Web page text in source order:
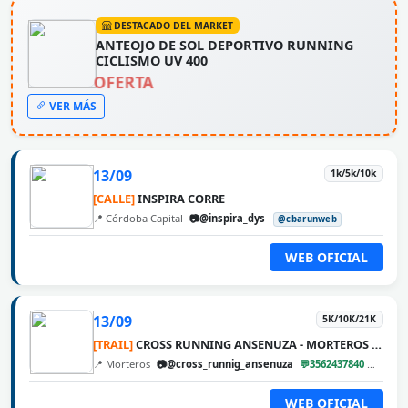
DESTACADO DEL MARKET
ANTEOJO DE SOL DEPORTIVO RUNNING
CICLISMO UV 400
OFERTA
VER MÁS
13/09 1k/5k/10k
[CALLE]INSPIRA CORRE
📍 Córdoba Capital 📷@inspira_dys @cbarunweb
WEB OFICIAL
13/09 5K/10K/21K
[TRAIL]CROSS RUNNING ANSENUZA - MORTEROS 2026
📍 Morteros 📷@cross_runnig_ansenuza 💬3562437840
WEB OFICIAL